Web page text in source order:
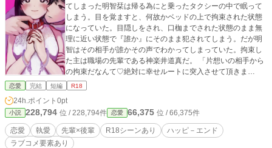
てしまった明智栞は帰る為にと乗ったタクシーの中で眠って
しまう。目を覚ますと、何故かベッドの上で拘束された状態
になっていた。目隠しをされ、口枷までされた状態のまま無
理に近い状態で『誰か』にそのまま犯されてしまう。だが明
智はその相手が誰かその声でわかってしまっていた。拘束し
た主は職場の先輩である神楽井道真だ。 「片想いの相手から
の拘束だなんて♡絶対に幸せルートに突入させて頂きま
す！」 ○エロ重視の短めの作品。 ○同人誌とかボイスドラ
れるだけのお話』などと同系のタイトルですが関連はありま
せん。ノリは同じですけど。
恋愛 完結 短編 R18
24h.ポイント 0pt
小説 228,794 位 / 228,794件 恋愛 66,375 位 / 66,375件
恋愛 執愛 先輩×後輩 R18シーンあり
ハッピ－エンド
ラブコメ要素あり